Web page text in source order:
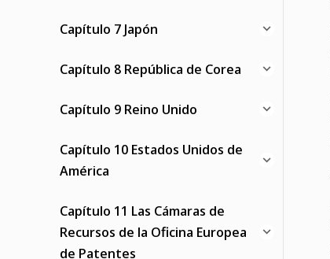
Capítulo 7 Japón
Capítulo 8 República de Corea
Capítulo 9 Reino Unido
Capítulo 10 Estados Unidos de
América
Capítulo 11 Las Cámaras de
Recursos de la Oficina Europea
de Patentes